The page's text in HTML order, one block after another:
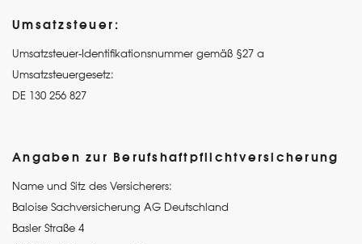
Umsatzsteuer:
Umsatzsteuer-Identifikationsnummer gemäß §27 a
Umsatzsteuergesetz:
DE 130 256 827
Angaben zur Berufshaftpflichtversicherung
Name und Sitz des Versicherers:
Baloise Sachversicherung AG Deutschland
Basler Straße 4